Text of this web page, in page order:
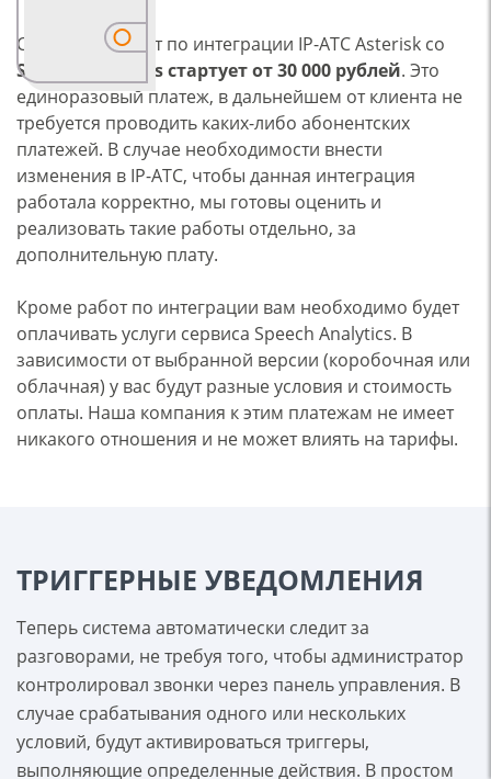
Стоимость работ по интеграции IP-АТС Asterisk со
Speech Analytics стартует от 30 000 рублей. Это
единоразовый платеж, в дальнейшем от клиента не
требуется проводить каких-либо абонентских
платежей. В случае необходимости внести
изменения в IP-АТС, чтобы данная интеграция
работала корректно, мы готовы оценить и
реализовать такие работы отдельно, за
дополнительную плату.
Кроме работ по интеграции вам необходимо будет
оплачивать услуги сервиса Speech Analytics. В
зависимости от выбранной версии (коробочная или
облачная) у вас будут разные условия и стоимость
оплаты. Наша компания к этим платежам не имеет
никакого отношения и не может влиять на тарифы.
ТРИГГЕРНЫЕ УВЕДОМЛЕНИЯ
Теперь система автоматически следит за
разговорами, не требуя того, чтобы администратор
контролировал звонки через панель управления. В
случае срабатывания одного или нескольких
условий, будут активироваться триггеры,
выполняющие определенные действия. В простом